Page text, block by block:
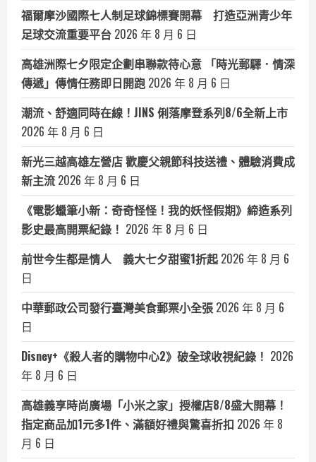
福爾摩沙國際七人制足球錦標賽開幕 打造亞洲青少年
足球交流重要平台 2026 年 8 月 6 日
高雄洲際七夕限定企劃串聯款待心意 「時光郵驛．情深
傳遞」傳情任務即日開跑 2026 年 8 月 6 日
潮流、舒適同時在線！JINS 俐落摩登系列8/6全新上市
2026 年 8 月 6 日
新光三越高雄左營店 歡慶父親節科技送禮、體驗消費成
新主流 2026 年 8 月 6 日
《電影蠟筆小新：奇奇怪怪！我的妖怪假期》締造系列
影史最高開票紀錄！ 2026 年 8 月 6 日
前世今生都是情人 義大七夕甜蜜1折起 2026 年 8 月 6
日
中華郵政公司發行臺灣美食郵票小全張 2026 年 8 月 6
日
Disney+《殺人者的購物中心2》破全球收視紀錄！ 2026
年 8 月 6 日
高雄義享時尚廣場「小米之家」授權店8/8盛大開幕！
指定商品加1元多1件、滿額好禮與驚喜折扣 2026 年 8
月 6 日